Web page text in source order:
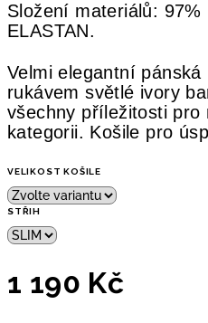
Složení materiálů: 97%
ELASTAN.
Velmi elegantní pánská
rukávem světlé ivory
všechny příležitosti pro
kategorii. Košile pro
VELIKOST KOŠILE
STŘIH
1 190 Kč